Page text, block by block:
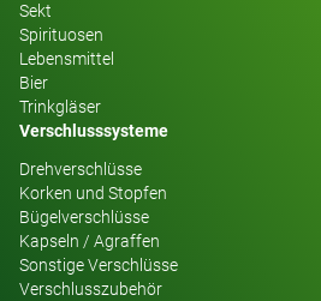
Sekt
Spirituosen
Lebensmittel
Bier
Trinkgläser
Verschlusssysteme
Drehverschlüsse
Korken und Stopfen
Bügelverschlüsse
Kapseln / Agraffen
Sonstige Verschlüsse
Verschlusszubehör